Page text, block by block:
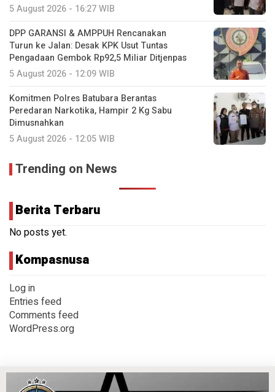
5 August 2026 - 16:27 WIB
DPP GARANSI & AMPPUH Rencanakan
Turun ke Jalan: Desak KPK Usut Tuntas
Pengadaan Gembok Rp92,5 Miliar Ditjenpas
5 August 2026 - 12:09 WIB
Komitmen Polres Batubara Berantas
Peredaran Narkotika, Hampir 2 Kg Sabu
Dimusnahkan
5 August 2026 - 12:05 WIB
Trending on News
Berita Terbaru
No posts yet.
Kompasnusa
Log in
Entries feed
Comments feed
WordPress.org